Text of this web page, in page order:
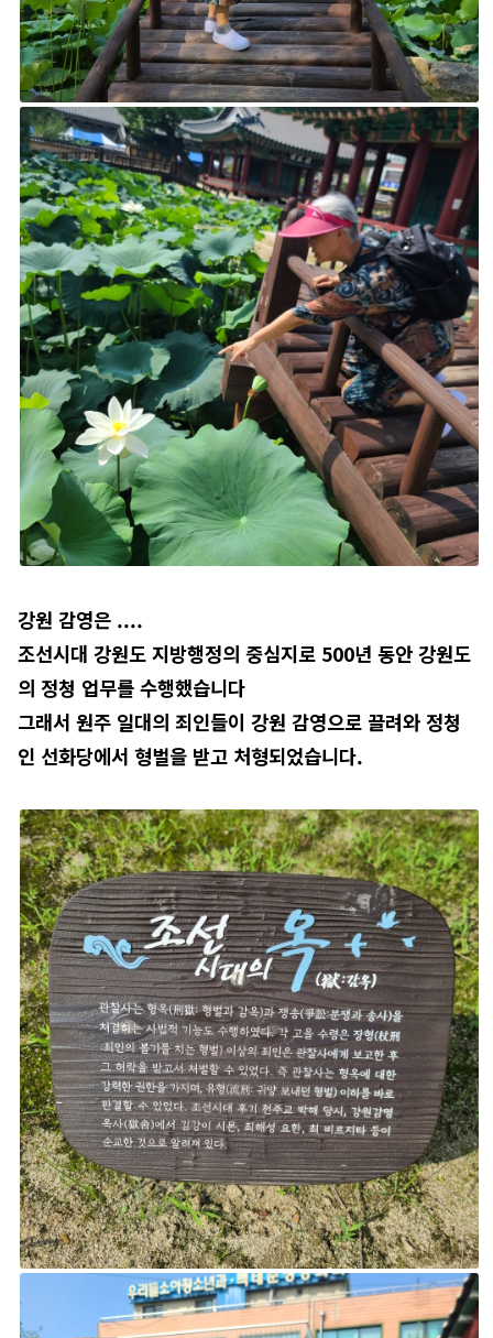
강원 감영은 ....
조선시대 강원도 지방행정의 중심지로 500년 동안 강원도
의 정청 업무를 수행했습니다
그래서 원주 일대의 죄인들이 강원 감영으로 끌려와 정청
인 선화당에서 형벌을 받고 처형되었습니다.